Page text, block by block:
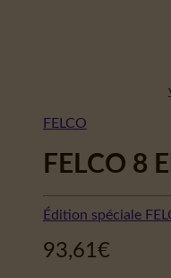
FELCO
FELCO 8
Édition spéciale
93,61€